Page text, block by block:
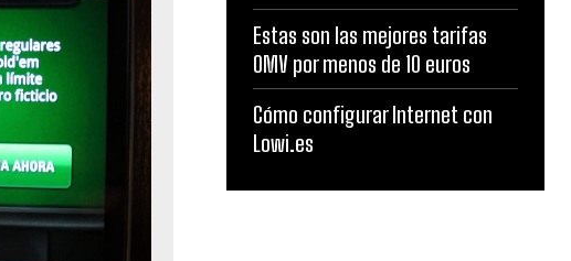
Estas son las mejores tarifas
OMV por menos de 10 euros
Cómo configurar Internet con
Lowi.es